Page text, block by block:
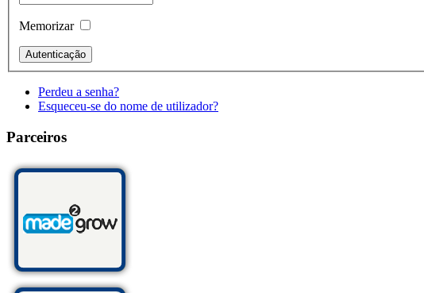
Memorizar
Perdeu a senha?
Esqueceu-se do nome de utilizador?
Parceiros